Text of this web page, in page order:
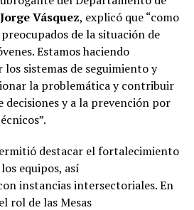
Jorge Vásquez, explicó que “como
de la situación de
Estamos haciendo
sistemas de seguimiento y
la problemática y contribuir
decisiones y a la prevención por
destacar el fortalecimiento
equipos, así
instancias intersectoriales. En
rol de las Mesas